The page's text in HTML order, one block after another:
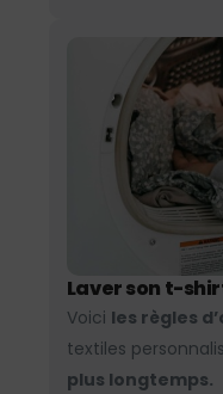
Laver son t-
Voici les règles
textiles
plus longtemps.